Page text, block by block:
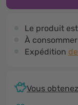
Le produit est
À
Expédition
Vous